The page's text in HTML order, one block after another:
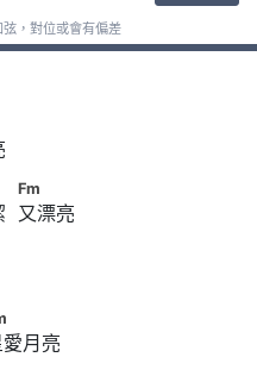
，對位或會有偏差
Fm
♭ m
Fm
又漂亮
Fm
B
愛月亮